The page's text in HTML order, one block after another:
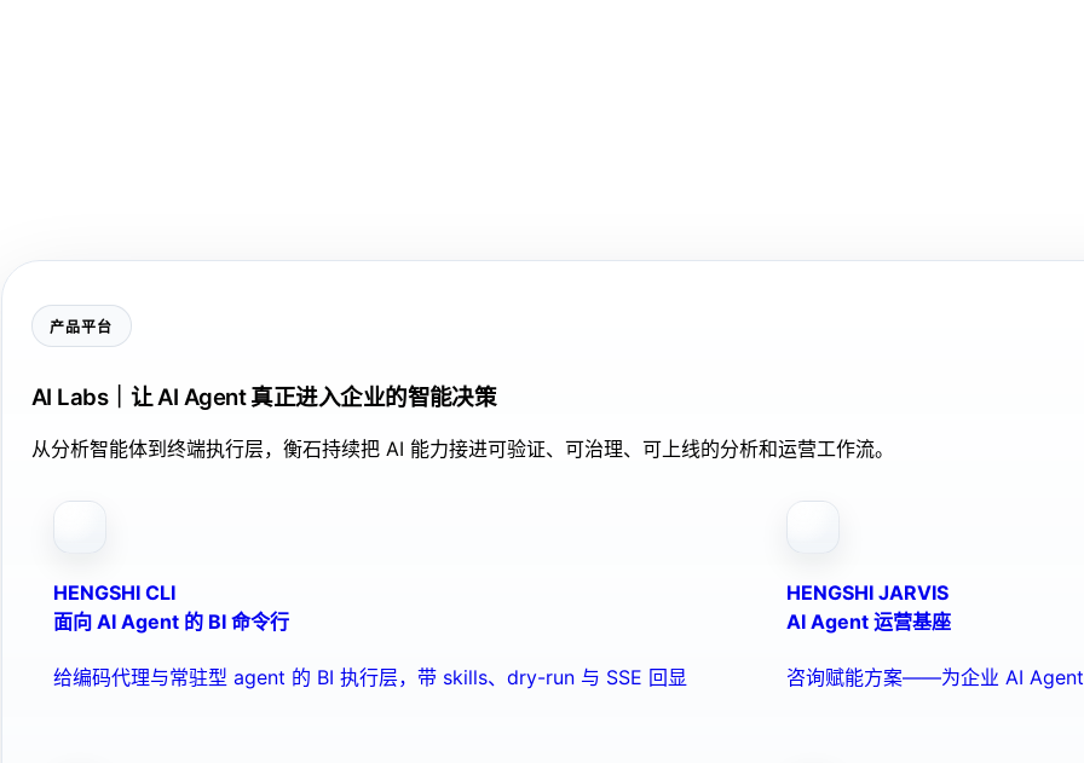
产品平台
AI Labs｜让 AI Agent 真正进入企业的智能决策
从分析智能体到终端执行层，衡石持续把 AI 能力接进可验证、可治理、可上线的分析和运营工作流。
HENGSHI CLI
面向 AI Agent 的 BI 命令行
给编码代理与常驻型 agent 的 BI 执行层，带 skills、dry-run 与 SSE 回显
HENGSHI JARVIS
AI Agent 运营基座
咨询赋能方案——为企业 AI Agent